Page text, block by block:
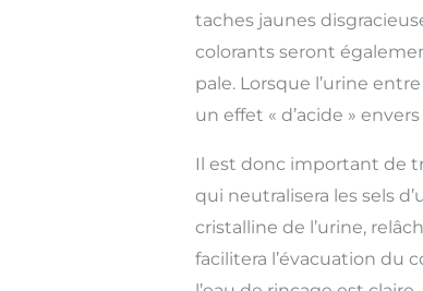
taches jaunes
colorants seront
pale. Lorsque l’urine
un effet « d’acide »
Il est donc important de
qui neutralisera les sels
cristalline de l’urine,
facilitera l’évacuation du